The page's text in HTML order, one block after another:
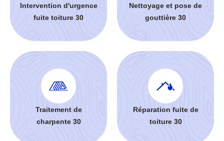
Intervention d'urgence
fuite toiture 30
Nettoyage et pose de
gouttière 30
Traitement de
charpente 30
Réparation fuite de
toiture 30